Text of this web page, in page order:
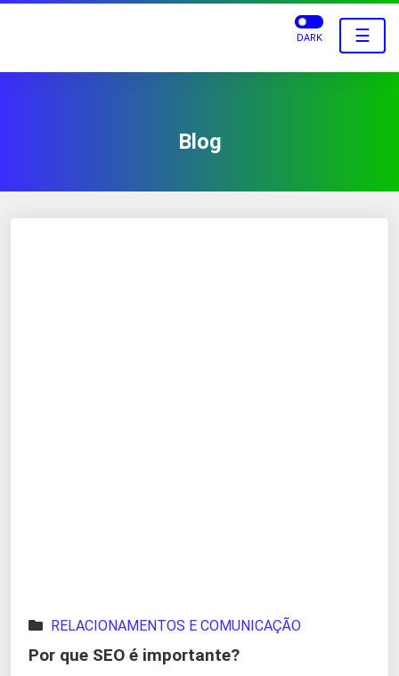
☰
DARK
Blog
RELACIONAMENTOS E COMUNICAÇÃO
Por que SEO é importante?